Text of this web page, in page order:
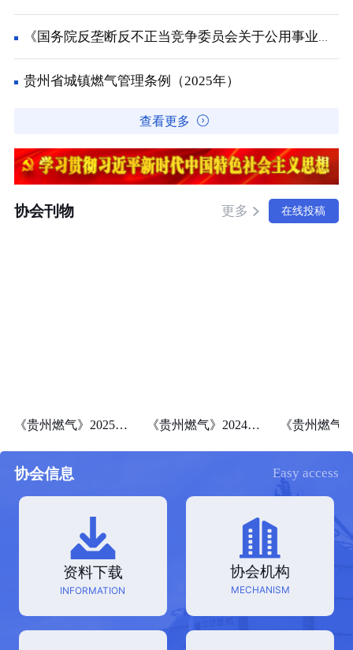
《国务院反垄断反不正当竞争委员会关于公用事业领域的反垄断指南》解读
贵州省城镇燃气管理条例（2025年）
查看更多
协会刊物 更多 在线投稿
《贵州燃气》2025年第一期（总第101期） 《贵州燃气》2024年第四期（总第100期）
协会信息 Easy access
资料下载
INFORMATION
协会机构
MECHANISM